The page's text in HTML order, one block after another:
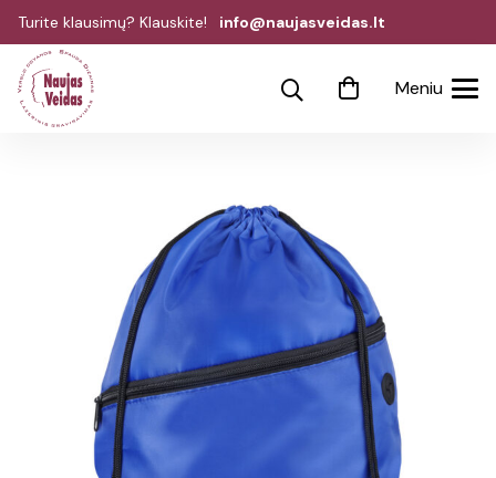
Turite klausimų? Klauskite! info@naujasveidas.lt
Meniu